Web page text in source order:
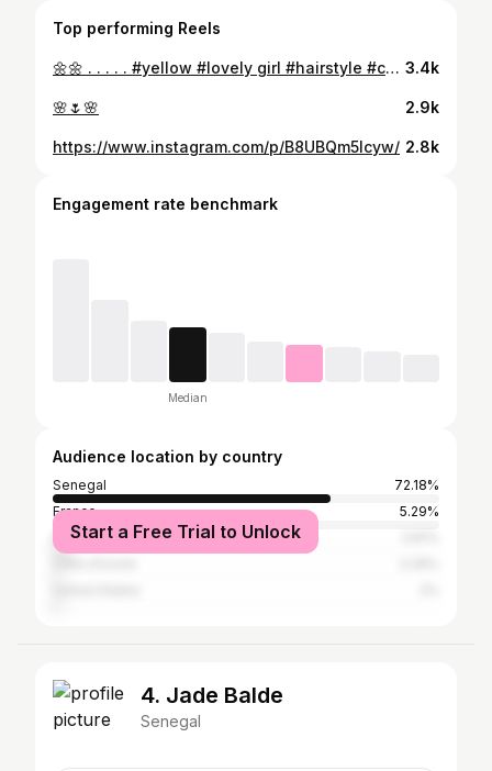
Top performing Reels
🌼🌼 . . . . . #yellow #lovely girl #hairstyle #colorhair #blackgirlmagic #africanbeauty #africanwoman #happiness #life #loveyourself #brownskingirls #blackgirl #senegalaise #lifeisgood #outfitoftheday #instamood #goodday #goodtimes #goodvibesonly #positivity #details #instalike #liveauthentic #photoshoot #cute 3.4k
🌸🌷🌸 2.9k
https://www.instagram.com/p/B8UBQm5lcyw/ 2.8k
Engagement rate benchmark
Median
Audience location by country
Senegal
72.18%
France
5.29%
ItalyStart a Free Trial to Unlock
4. Jade Balde
Senegal